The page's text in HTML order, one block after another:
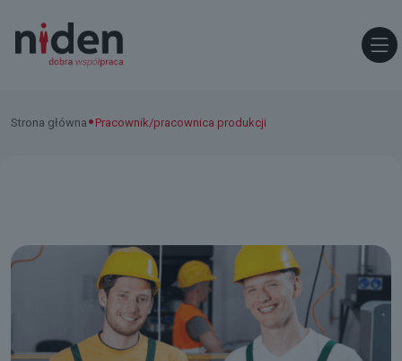
Strona główna • Pracownik/pracownica produkcji